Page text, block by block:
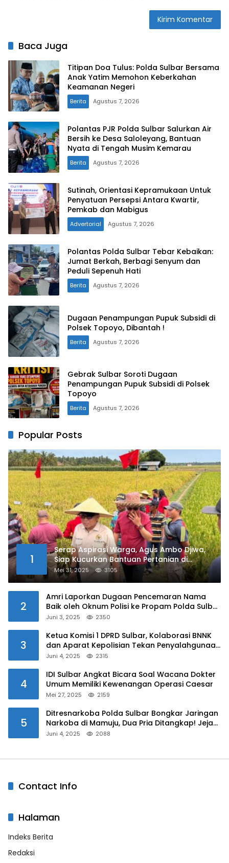
Baca Juga
Titipan Doa Tulus: Polda Sulbar Bersama
Anak Yatim Memohon Keberkahan
Keamanan Negeri
Berita Agustus 7, 2026
Polantas PJR Polda Sulbar Salurkan Air
Bersih ke Desa Saloleyang, Bantuan
Nyata di Tengah Musim Kemarau
Berita Agustus 7, 2026
Sutinah, Orientasi Kepramukaan Untuk
Penyatuan Persepsi Antara Kwartir,
Pemkab dan Mabigus
Advertorial Agustus 7, 2026
Polantas Polda Sulbar Tebar Kebaikan:
Jumat Berkah, Berbagi Senyum dan
Peduli Sepenuh Hati
Berita Agustus 7, 2026
Dugaan Penampungan Pupuk Subsidi di
Polsek Topoyo, Dibantah !
Berita Agustus 7, 2026
Gebrak Sulbar Soroti Dugaan
Penampungan Pupuk Subsidi di Polsek
Topoyo
Berita Agustus 7, 2026
Popular Posts
1
Serap Aspirasi Warga, Agus Ambo Djiwa,
Siap Kucurkan Bantuan Pertanian di
Kalukku
Mei 31, 2025 3105
2
Amri Laporkan Dugaan Pencemaran Nama
Baik oleh Oknum Polisi ke Propam Polda Sulbar
Juni 3, 2025 2350
3
Ketua Komisi 1 DPRD Sulbar, Kolaborasi BNNK
dan Aparat Kepolisian Tekan Penyalahgunaan
Juni 4, 2025 2315
4
IDI Sulbar Angkat Bicara Soal Wacana Dokter
Umum Memiliki Kewenangan Operasi Caesar
Mei 27, 2025 2159
5
Ditresnarkoba Polda Sulbar Bongkar Jaringan
Narkoba di Mamuju, Dua Pria Ditangkap! Jejak
Juni 4, 2025 2088
Contact Info
Halaman
Indeks Berita
Redaksi